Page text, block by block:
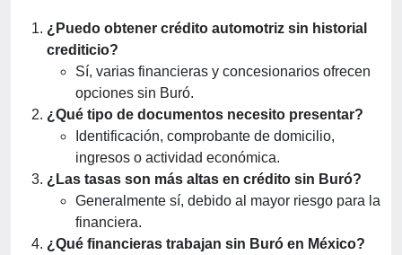
¿Puedo obtener crédito automotriz sin historial
crediticio?
Sí, varias financieras y concesionarios ofrecen
opciones sin Buró.
¿Qué tipo de documentos necesito presentar?
Identificación, comprobante de domicilio,
ingresos o actividad económica.
¿Las tasas son más altas en crédito sin Buró?
Generalmente sí, debido al mayor riesgo para la
financiera.
¿Qué financieras trabajan sin Buró en México?